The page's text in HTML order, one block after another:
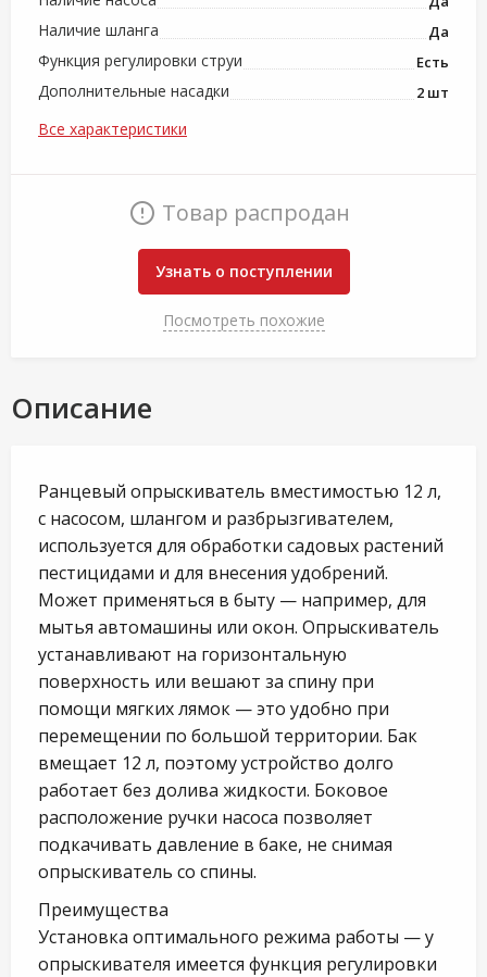
Наличие шланга Да
Функция регулировки струи Есть
Дополнительные насадки 2 шт
Все характеристики
Товар распродан
Узнать о поступлении
Посмотреть похожие
Описание
Ранцевый опрыскиватель вместимостью 12 л,
с насосом, шлангом и разбрызгивателем,
используется для обработки садовых растений
пестицидами и для внесения удобрений.
Может применяться в быту — например, для
мытья автомашины или окон. Опрыскиватель
устанавливают на горизонтальную
поверхность или вешают за спину при
помощи мягких лямок — это удобно при
перемещении по большой территории. Бак
вмещает 12 л, поэтому устройство долго
работает без долива жидкости. Боковое
расположение ручки насоса позволяет
подкачивать давление в баке, не снимая
опрыскиватель со спины.
Преимущества
Установка оптимального режима работы — у
опрыскивателя имеется функция регулировки